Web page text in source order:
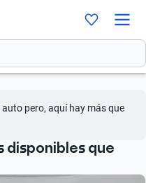
auto pero, aquí hay más que
disponibles que